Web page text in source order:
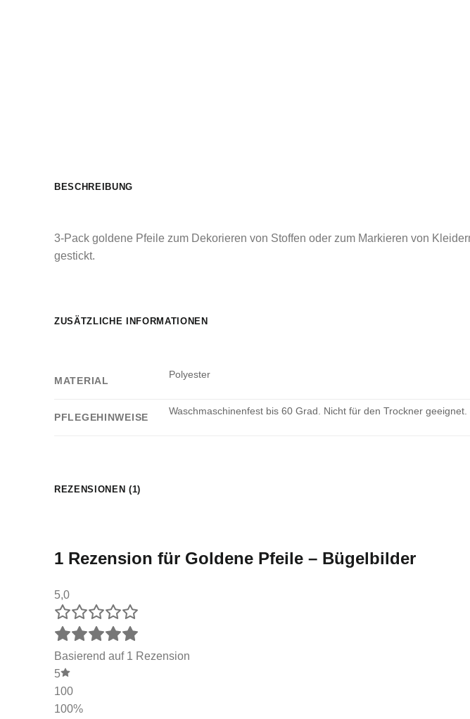
BESCHREIBUNG
3-Pack goldene Pfeile zum Dekorieren von Stoffen oder zum Markieren von
gestickt.
ZUSÄTZLICHE INFORMATIONEN
MATERIAL
Polyester
PFLEGEHINWEISE
Waschmaschinenfest bis 60 Grad. Nicht für den Trockner
REZENSIONEN (1)
1 Rezension für Goldene Pfeile – Bügelbilder
5,0
Basierend auf 1 Rezension
5
100
100%